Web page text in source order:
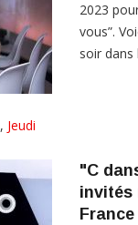
2023
vous”.
soir dans
, Jeudi
"C
invités
France